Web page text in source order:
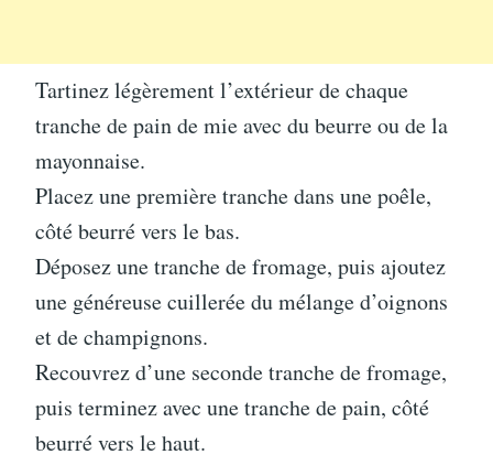
Tartinez légèrement l’extérieur de chaque
tranche de pain de mie avec du beurre ou de la
mayonnaise.
Placez une première tranche dans une poêle,
côté beurré vers le bas.
Déposez une tranche de fromage, puis ajoutez
une généreuse cuillerée du mélange d’oignons
et de champignons.
Recouvrez d’une seconde tranche de fromage,
puis terminez avec une tranche de pain, côté
beurré vers le haut.